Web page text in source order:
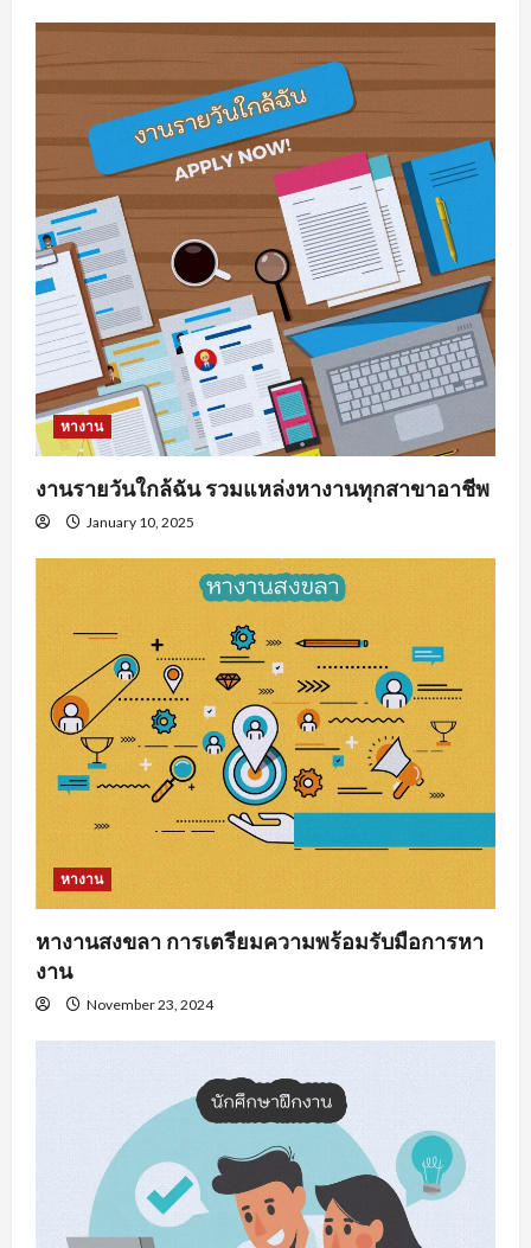
หางาน
งานรายวันใกล้ฉัน รวมแหล่งหางานทุกสาขาอาชีพ
January 10, 2025
หางาน
หางานสงขลา การเตรียมความพร้อมรับมือการหา
งาน
November 23, 2024